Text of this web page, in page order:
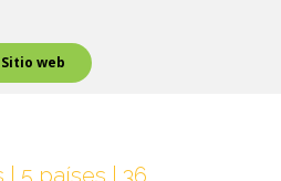
Sitio web
| 5 países | 36